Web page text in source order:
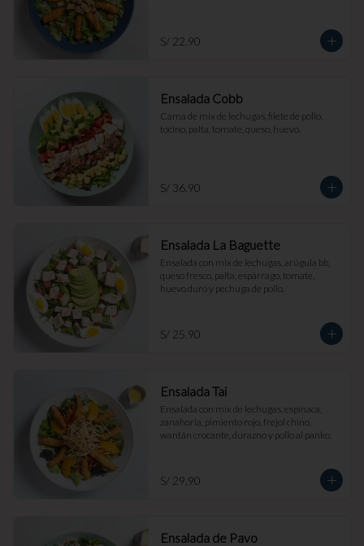
S/ 22.90
Ensalada Cobb
Cama de mix de lechugas, filete de pollo,
tocino, palta, tomate, queso, huevo.
S/ 36.90
Ensalada La Baguette
Ensalada con mix de lechugas, arúgula bb,
queso fresco, palta, espárrago, tomate,
huevo duro y pechuga de pollo.
S/ 25.90
Ensalada Tai
Ensalada con mix de lechugas, espinaca,
zanahoria, pimiento rojo, frejol chino,
wantán crocante, durazno y pollo al panko.
S/ 29.90
Ensalada de Pavo